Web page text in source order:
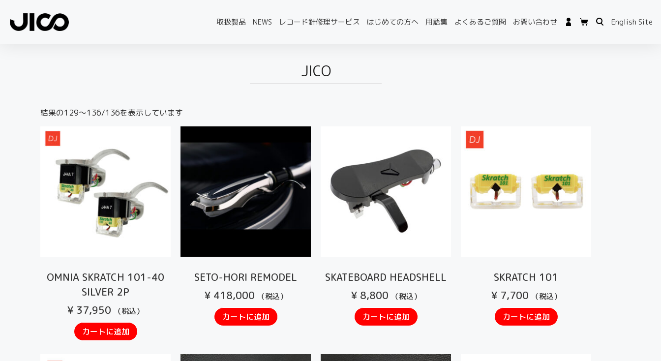
取扱製品 NEWS レコード針修理サービス はじめての方へ 用語集 よくあるご質問 お問い合わせ English Site
JICO
結果の129～136/136を表示しています
OMNIA SKRATCH 101-40
SILVER 2P
¥ 37,950 （税込）
カートに追加
SETO-HORI REMODEL
¥418,000 （税込）
カートに追加
SKATEBOARD HEADSHELL
¥8,800 （税込）
カートに追加
SKRATCH 101
¥7,700 （税込）
カートに追加